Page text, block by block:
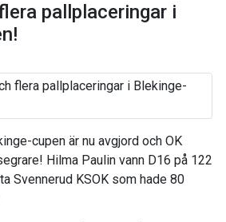
pallplaceringar i
cupen är nu avgjord och OK
Hilma Paulin vann D16 på 122
Svennerud KSOK som hade 80